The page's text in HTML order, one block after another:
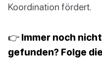
Koordination fördert.
👉 Immer noch
gefunden? Folge